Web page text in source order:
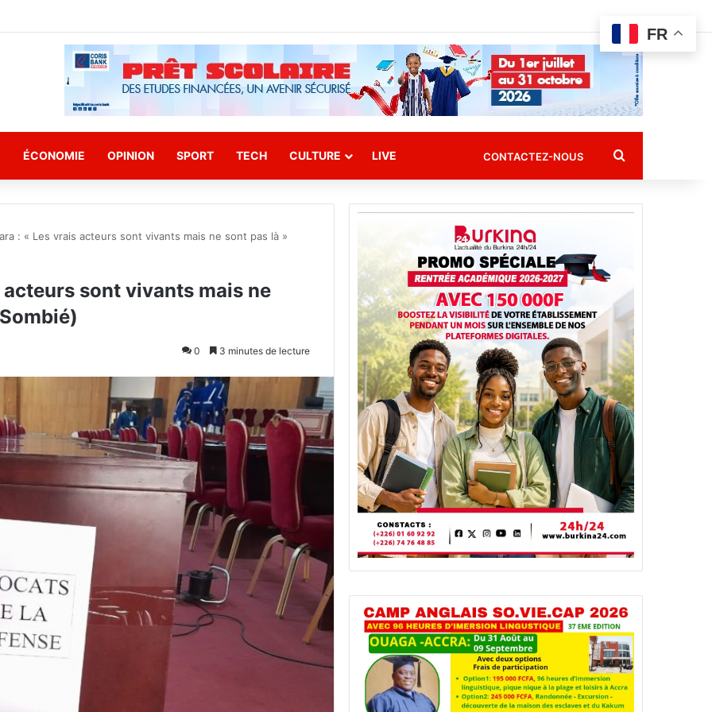
ÉCONOMIE OPINION SPORT TECH CULTURE LIVE CONTACTEZ-NOUS Rechercher
: « Les vrais acteurs sont vivants mais ne sont pas là »
sont vivants mais ne
0 3 minutes de lecture
FR